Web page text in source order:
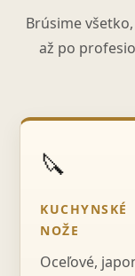
Brúsime
až po
🔪
KUCHYNSKÉ
NOŽE
Oceľové,